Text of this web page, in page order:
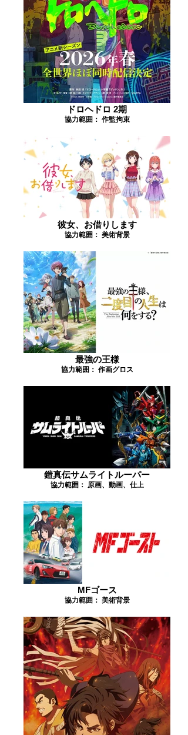
ドロヘドロ 2期
協力範囲： 作監拘束
彼女、お借りします
協力範囲： 美術背景
最強の王様
協力範囲： 作画グロス
鎧真伝サムライトルーパー
協力範囲： 原画、動画、仕上
MFゴース
協力範囲： 美術背景